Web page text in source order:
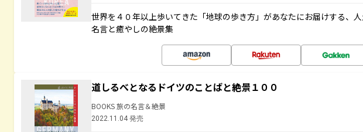
世界を４０年以上歩いてきた「地球の歩き方」があなたにお届けする、
名言と癒やしの絶景集
道しるべとなるドイツのことばと絶景１００
BOOKS 旅の名言＆絶景
2022.11.04 発売